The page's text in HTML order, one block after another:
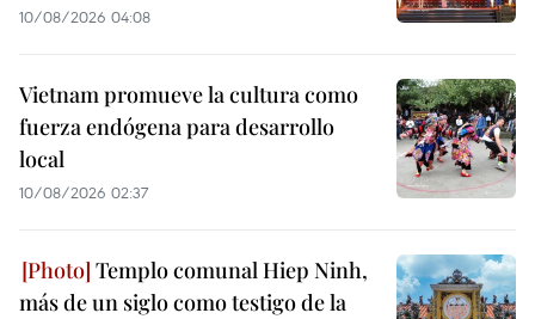
10/08/2026 04:08
Vietnam promueve la cultura como
fuerza endógena para desarrollo
local
10/08/2026 02:37
Templo comunal Hiep Ninh,
más de un siglo como testigo de la